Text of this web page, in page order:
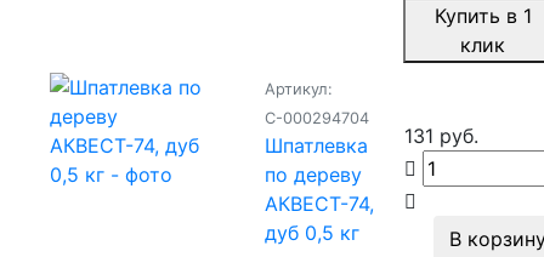
Купить в 1
клик
Артикул:
С-000294704
Шпатлевка
по дереву
АКВЕСТ-74,
дуб 0,5 кг
131 руб.
В